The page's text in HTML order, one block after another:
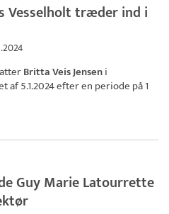
Vesselholt træder ind i
Britta Veis Jenseni
af 5.1.2024efter en periode på 1
Guy Marie Latourrette